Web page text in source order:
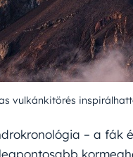
vulkánkitörés
– a fák